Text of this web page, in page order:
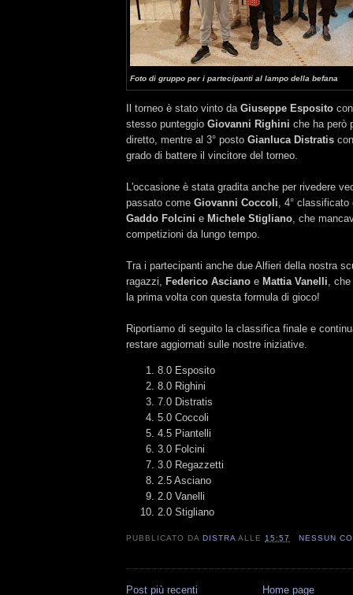
Foto di gruppo per i partecipanti al lampo della befana
Il torneo è stato vinto da Giuseppe Esposito
stesso punteggio Giovanni Righini che ha però
diretto, mentre al 3° posto Gianluca Distratis
grado di battere il vincitore del torneo.
L'occasione è stata gradita anche per rivedere
passato come Giovanni Coccoli , 4°
Gaddo Folcini e Michele Stigliano , che
competizioni da lungo tempo.
Tra i partecipanti anche due Alfieri della nostra
ragazzi, Federico Asciano e Mattia Vanelli ,
la prima volta con questa formula di gioco!
Riportiamo di seguito la classifica finale e
restare aggiornati sulle nostre iniziative.
8.0 Esposito
8.0 Righini
7.0 Distratis
5.0 Coccoli
4.5 Piantelli
3.0 Folcini
3.0 Regazzetti
2.5 Asciano
2.0 Vanelli
2.0 Stigliano
PUBBLICATO DADISTRA ALLE 15:57 NESSUN
Post più recenti Home page